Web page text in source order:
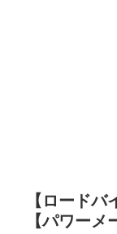
【ロード
【パワーメ